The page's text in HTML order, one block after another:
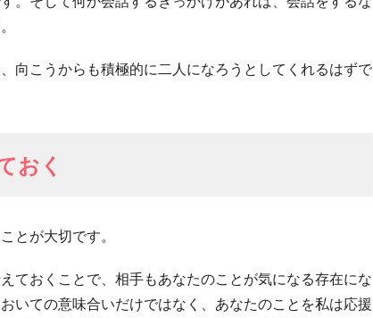
向こうからも積極的に二人になろうとしてくれるはずで
おく
とが大切です。
ておくことで、相手もあなたのことが気になる存在にな
いての意味合いだけではなく、あなたのことを私は応援